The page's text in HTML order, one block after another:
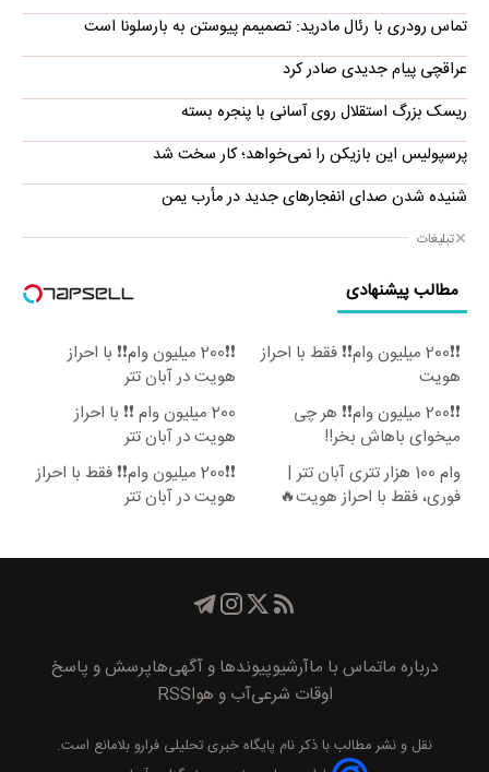
تماس رودری با رئال مادرید: تصمیمم پیوستن به بارسلونا است
عراقچی پیام جدیدی صادر کرد
ریسک بزرگ استقلال روی آسانی با پنجره بسته
پرسپولیس این بازیکن را نمی‌خواهد؛ کار سخت شد
شنیده شدن صدای انفجارهای جدید در مأرب یمن
تبلیغات
مطالب پیشنهادی
❗❗200 میلیون وام❗❗ فقط با احراز
هویت
❗❗200 میلیون وام❗❗ با احراز
هویت در آبان تتر
❗❗200 میلیون وام❗❗ هر چی
میخوای باهاش بخر!!
200 میلیون وام ❗❗ با احراز
هویت در آبان تتر
وام 100 هزار تتری آبان تتر |
فوری، فقط با احراز هویت🔥
❗❗200 میلیون وام❗❗ فقط با احراز
هویت در آبان تتر
درباره ماتماس با ماآرشیوپیوند‌ها و آگهی‌هاپرسش و پاسخ
اوقات شرعیآب و هواRSS
نقل و نشر مطالب با ذکر نام پايگاه خبری تحليلی فراروبلامانع است.